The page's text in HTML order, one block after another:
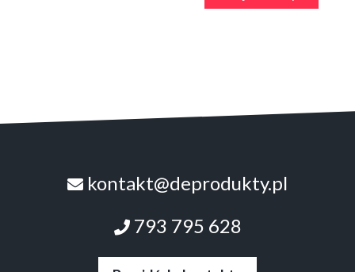
kontakt@deprodukty.pl
793 795 628